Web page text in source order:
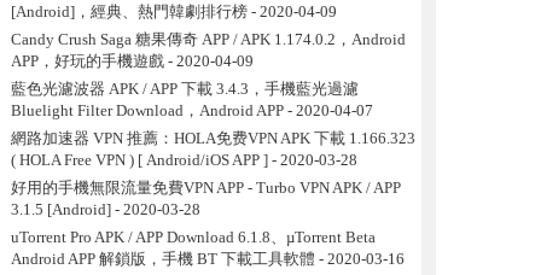
[Android]，經典、熱門韓劇排行榜- 2020-04-09
Candy Crush Saga 糖果傳奇 APP / APK 1.174.0.2，Android
APP，好玩的手機遊戲- 2020-04-09
藍色光濾波器 APK / APP 下載 3.4.3，手機藍光過濾
Bluelight Filter Download，Android APP- 2020-04-07
網路加速器 VPN 推薦：HOLA免费VPN APK 下載 1.166.323
( HOLA Free VPN ) [ Android/iOS APP ]- 2020-03-28
好用的手機無限流量免費VPN APP - Turbo VPN APK / APP
3.1.5 [Android]- 2020-03-28
uTorrent Pro APK / APP Download 6.1.8、µTorrent Beta
Android APP 解鎖版，手機 BT 下載工具軟體 - 2020-03-16